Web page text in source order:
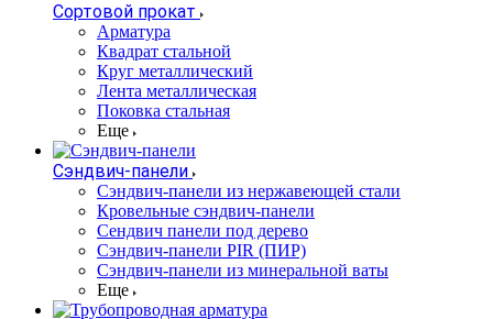
Сортовой прокат
Арматура
Квадрат стальной
Круг металлический
Лента металлическая
Поковка стальная
Еще
Сэндвич-панели
Cэндвич-панели из нержавеющей стали
Кровельные сэндвич-панели
Сендвич панели под дерево
Сэндвич-панели PIR (ПИР)
Сэндвич-панели из минеральной ваты
Еще